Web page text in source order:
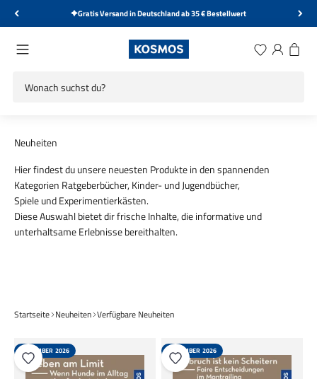
Zum Inhalt springenGratis Versand in Deutschland ab 35 € Bestellwert
Menü KOSMOS Verlag Wunschliste
Anmelden
Hier findest du unsere neuesten Produkte in den spannenden
Kategorien Ratgeberbücher,Kinder- und Jugendbücher,
SpieleundExperimentierkästen.
Diese Auswahl bietet dir frische Inhalte, die informative und
unterhaltsame Erlebnisse bereithalten.
Startseite Neuheiten Verfügbare Neuheiten
NOVEMBER 2026 NOVEMBER 2026